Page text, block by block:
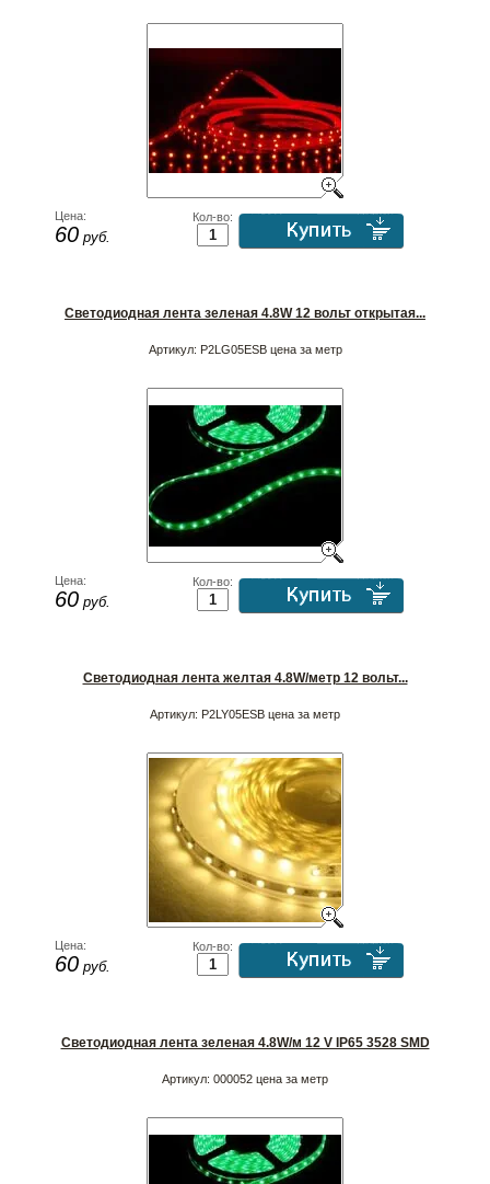
Цена:
60 руб.
Кол-во:
Светодиодная лента зеленая 4.8W 12 вольт открытая...
Артикул: P2LG05ESB цена за метр
Цена:
60 руб.
Кол-во:
Светодиодная лента желтая 4.8W/метр 12 вольт...
Артикул: P2LY05ESB цена за метр
Цена:
60 руб.
Кол-во:
Светодиодная лента зеленая 4.8W/м 12 V IP65 3528 SMD
Артикул: 000052 цена за метр